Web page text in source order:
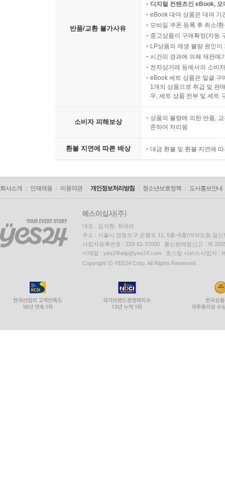
반품/교환 불가사유
디지털 컨텐츠인 eBook,
eBook 대여 상품은 대여 기
모바일 쿠폰 등록 후 취소/
중고상품이 구매확정(자동
LP상품의 재생 불량 원인
시간의 경과에 의해 재판매
전자상거래 등에서의 소비
eBook 세트 상품은 일괄 구
1개의 상품으로 취급 및 판
우, 세트 상품 전부 및 세트
소비자 피해보상
상품의 불량에 의한 반품,
준하여 처리됨
환불 지연에 따른 배상 대금 환불 및 환불 지연에
회사소개 인재채용 이용약관 개인정보처리방침 청소년보호정책 도서홍보안내
대표 : 김석환, 최세라
주소 : 서울시 영등포구 은행로 11, 5층~6층(여의도동,일신
사업자등록번호 : 229-81-37000 통신판매업신고 : 제
이메일 : yes24help@yes24.com 호스팅 서비스사업자 :
Copyright ⓒ YES24 Corp. All Rights Reserved.